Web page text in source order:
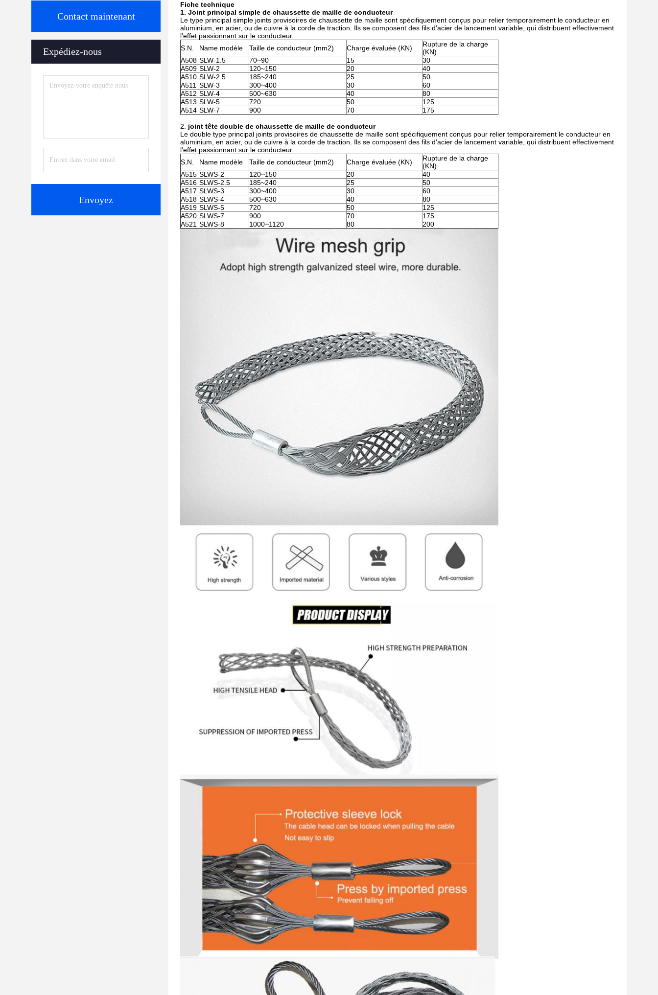
Contact maintenant
Expédiez-nous
Envoyez
Fiche technique
1. Joint principal simple de chaussette de maille de conducteur
Le type principal simple joints provisoires de chaussette de maille sont spécifiquement conçus pour relier temporairement le conducteur en
aluminium, en acier, ou de cuivre à la corde de traction. Ils se composent des fils d'acier de lancement variable, qui distribuent effectivement
l'effet passionnant sur le conducteur.
S.N.
Name modèle Taille de conducteur (mm2) Charge évaluée (KN)
Rupture de la charge
(KN)
A508 SLW-1.5 70~90 15
30
A509 SLW-2 120~150 20
40
A510 SLW-2.5 185~240 25
50
A511 SLW-3 300~400 30
60
A512 SLW-4 500~630 40
80
A513 SLW-5 720 50
125
A514 SLW-7 900 70 175
2. joint tête double de chaussette de maille de conducteur
Le double type principal joints provisoires de chaussette de maille sont spécifiquement conçus pour relier temporairement le conducteur en
aluminium, en acier, ou de cuivre à la corde de traction. Ils se composent des fils d'acier de lancement variable, qui distribuent effectivement
l'effet passionnant sur le conducteur.
S.N.
Name modèle Taille de conducteur (mm2) Charge évaluée (KN)
Rupture de la charge
(KN)
A515 SLWS-2 120~150 20
40
A516 SLWS-2.5 185~240 25
50
A517 SLWS-3 300~400 30
60
A518 SLWS-4 500~630 40
80
A519 SLWS-5 720 50
125
A520 SLWS-7 900 70
175
A521 SLWS-8 1000~1120 80 200